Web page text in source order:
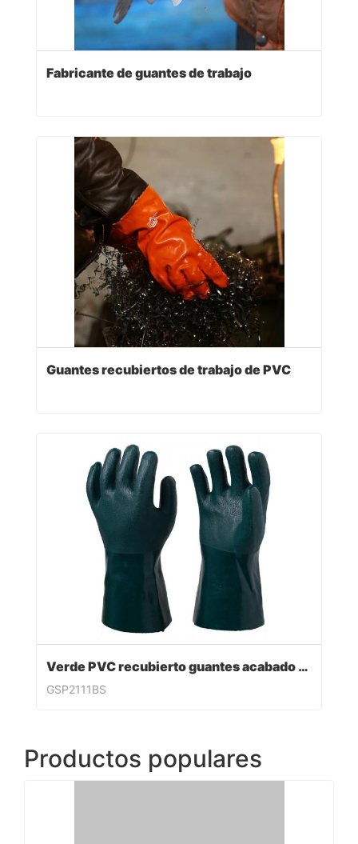
Fabricante de guantes de trabajo
Guantes recubiertos de trabajo de PVC
Verde PVC recubierto guantes acabado sandy
GSP2111BS
Productos populares